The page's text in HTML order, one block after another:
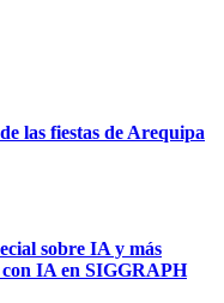
las fiestas de Arequipa
sobre IA y más
IA en SIGGRAPH